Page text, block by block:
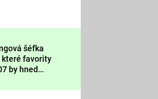
LAJK
nás
šéfka
které favority
by hned